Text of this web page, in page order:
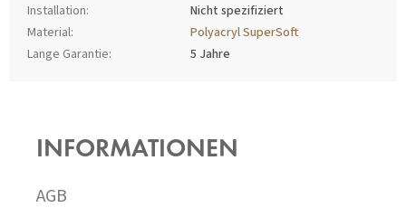
Installation:
Nicht spezifiziert
Material:
Polyacryl SuperSoft
Lange Garantie:
5 Jahre
INFORMATIONEN
AGB